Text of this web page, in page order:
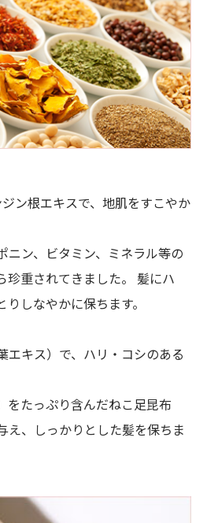
ン根エキスで、地肌をすこやか
ニン、ビタミン、ミネラル等の
珍重されてきました。 髪にハ
しなやかに保ちます。
エキス）で、ハリ・コシのある
をたっぷり含んだねこ足昆布
え、しっかりとした髪を保ちま